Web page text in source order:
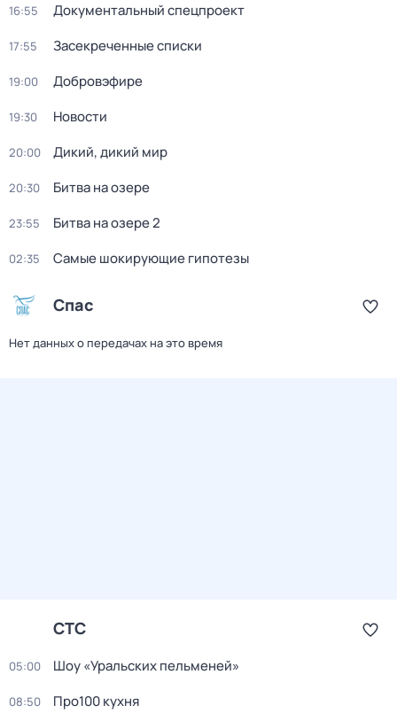
16:55 Документальный спецпроект
17:55 Заcекрeченные списки
19:00 Добровэфире
19:30 Новости
20:00 Дикий, дикий мир
20:30 Битва на озере
23:55 Битва на озере 2
02:35 Самые шoкиpующие гипотезы
Спас
Нет данных о передачах на это время
СТС
05:00 Шоу «Уральских пельменей»
08:50 Про100 кухня